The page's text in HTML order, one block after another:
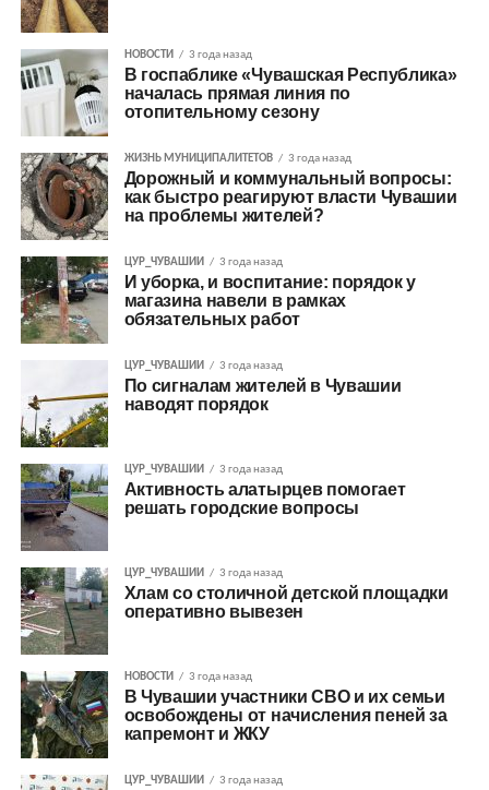
НОВОСТИ 3 года назад
В госпаблике «Чувашская Республика»
началась прямая линия по
отопительному сезону
ЖИЗНЬ МУНИЦИПАЛИТЕТОВ 3 года назад
Дорожный и коммунальный вопросы:
как быстро реагируют власти Чувашии
на проблемы жителей?
ЦУР_ЧУВАШИИ 3 года назад
И уборка, и воспитание: порядок у
магазина навели в рамках
обязательных работ
ЦУР_ЧУВАШИИ 3 года назад
По сигналам жителей в Чувашии
наводят порядок
ЦУР_ЧУВАШИИ 3 года назад
Активность алатырцев помогает
решать городские вопросы
ЦУР_ЧУВАШИИ 3 года назад
Хлам со столичной детской площадки
оперативно вывезен
НОВОСТИ 3 года назад
В Чувашии участники СВО и их семьи
освобождены от начисления пеней за
капремонт и ЖКУ
ЦУР_ЧУВАШИИ 3 года назад